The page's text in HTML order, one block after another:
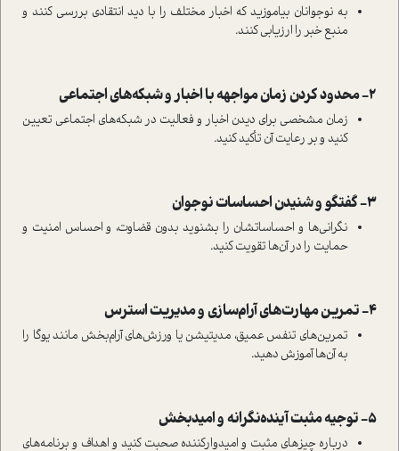
به نوجوانان بیاموزید که اخبار مختلف را با دید انتقادی بررسی کنند و
منبع خبر را ارزیابی کنند.
2- محدود کردن زمان مواجهه با اخبار و شبکه‌های اجتماعی
زمان مشخصی برای دیدن اخبار و فعالیت در شبکه‌های اجتماعی تعیین
کنید و بر رعایت آن تأکید کنید.
3- گفتگو و شنیدن احساسات نوجوان
نگرانی‌ها و احساساتشان را بشنوید بدون قضاوت، و احساس امنیت و
حمایت را در آن‌ها تقویت کنید.
4- تمرین مهارت‌های آرام‌سازی و مدیریت استرس
تمرین‌های تنفس عمیق، مدیتیشن یا ورزش‌های آرام‌بخش مانند یوگا را
به آن‌ها آموزش دهید.
5- توجیه مثبت آینده‌نگرانه و امیدبخش
درباره چیزهای مثبت و امیدوارکننده صحبت کنید و اهداف و برنامه‌های